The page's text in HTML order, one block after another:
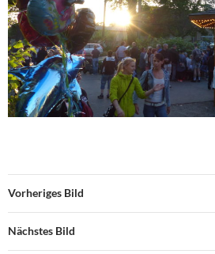
Vorheriges Bild
Nächstes Bild